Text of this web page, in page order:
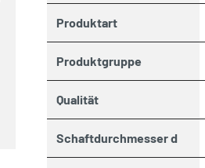
Produktart
Produktgruppe
Qualität
Schaftdurchmesser d